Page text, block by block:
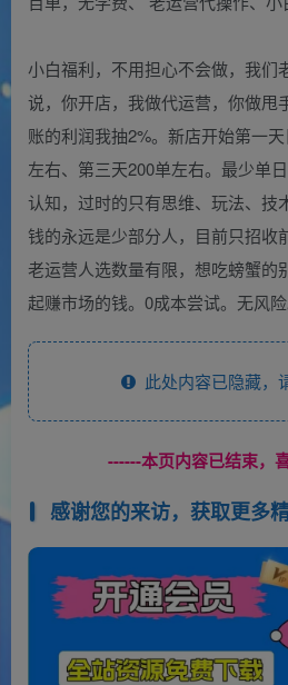
小白福利，不用担心不会做，我们
说，你开店，我做代运营，你做甩
账的利润我抽2%。新店开始第一
左右、第三天200单左右。最少单
认知，过时的只有思维、玩法、技
钱的永远是少部分人，目前只招收
老运营人选数量有限，想吃螃蟹的
起赚市场的钱。0成本尝试。无风险
此处内容已隐藏，
------本页内容已结束，
感谢您的来访，获取更多